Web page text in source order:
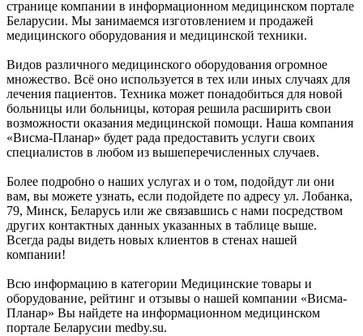
странице компании в информационном медицинском портале
Беларусии. Мы занимаемся изготовлением и продажей
медицинского оборудования и медицинской техники.
Видов различного медицинского оборудования огромное
множество. Всё оно используется в тех или иных случаях для
лечения пациентов. Техника может понадобиться для новой
больницы или больницы, которая решила расширить свои
возможности оказания медицинской помощи. Наша компания
«Висма-Планар» будет рада предоставить услуги своих
специалистов в любом из вышеперечисленных случаев.
Более подробно о наших услугах и о том, подойдут ли они
вам, вы можете узнать, если подойдете по адресу ул. Лобанка,
79, Минск, Беларусь или же связавшись с нами посредством
других контактных данных указанных в таблице выше.
Всегда рады видеть новых клиентов в стенах нашей
компании!
Всю информацию в категории Медицинские товары и
оборудование, рейтинг и отзывы о нашей компании «Висма-
Планар» Вы найдете на информационном медицинском
портале Беларусии medby.su.